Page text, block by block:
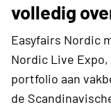
volledig
Easyfairs Nordic
Nordic Live
portfolio aan
de